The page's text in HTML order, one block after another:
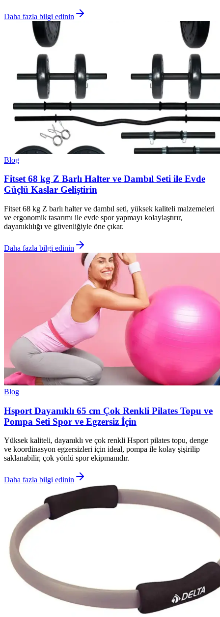
Daha fazla bilgi edinin
Blog
Fitset 68 kg Z Barlı Halter ve Dambıl Seti ile Evde
Güçlü Kaslar Geliştirin
Fitset 68 kg Z barlı halter ve dambıl seti, yüksek kaliteli malzemeleri
ve ergonomik tasarımı ile evde spor yapmayı kolaylaştırır,
dayanıklılığı ve güvenliğiyle öne çıkar.
Daha fazla bilgi edinin
Blog
Hsport Dayanıklı 65 cm Çok Renkli Pilates Topu ve
Pompa Seti Spor ve Egzersiz İçin
Yüksek kaliteli, dayanıklı ve çok renkli Hsport pilates topu, denge
ve koordinasyon egzersizleri için ideal, pompa ile kolay şişirilip
saklanabilir, çok yönlü spor ekipmanıdır.
Daha fazla bilgi edinin